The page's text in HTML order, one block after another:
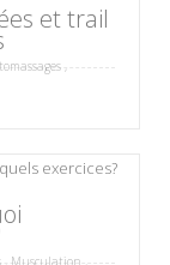
et trail
,